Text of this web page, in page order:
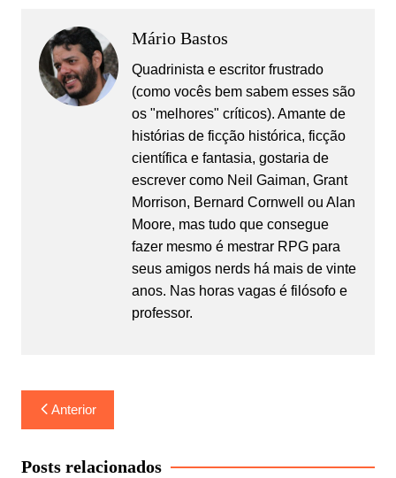
Mário Bastos
Quadrinista e escritor frustrado
(como vocês bem sabem esses são
os "melhores" críticos). Amante de
histórias de ficção histórica, ficção
científica e fantasia, gostaria de
escrever como Neil Gaiman, Grant
Morrison, Bernard Cornwell ou Alan
Moore, mas tudo que consegue
fazer mesmo é mestrar RPG para
seus amigos nerds há mais de vinte
anos. Nas horas vagas é filósofo e
professor.
Navegação
de
Post
Anterior
Posts relacionados